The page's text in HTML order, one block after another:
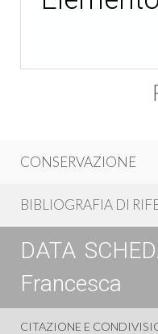
CONSERVAZIONE
BIBLIOGRAFIA DI
DATA
Francesca
CITAZIONE E